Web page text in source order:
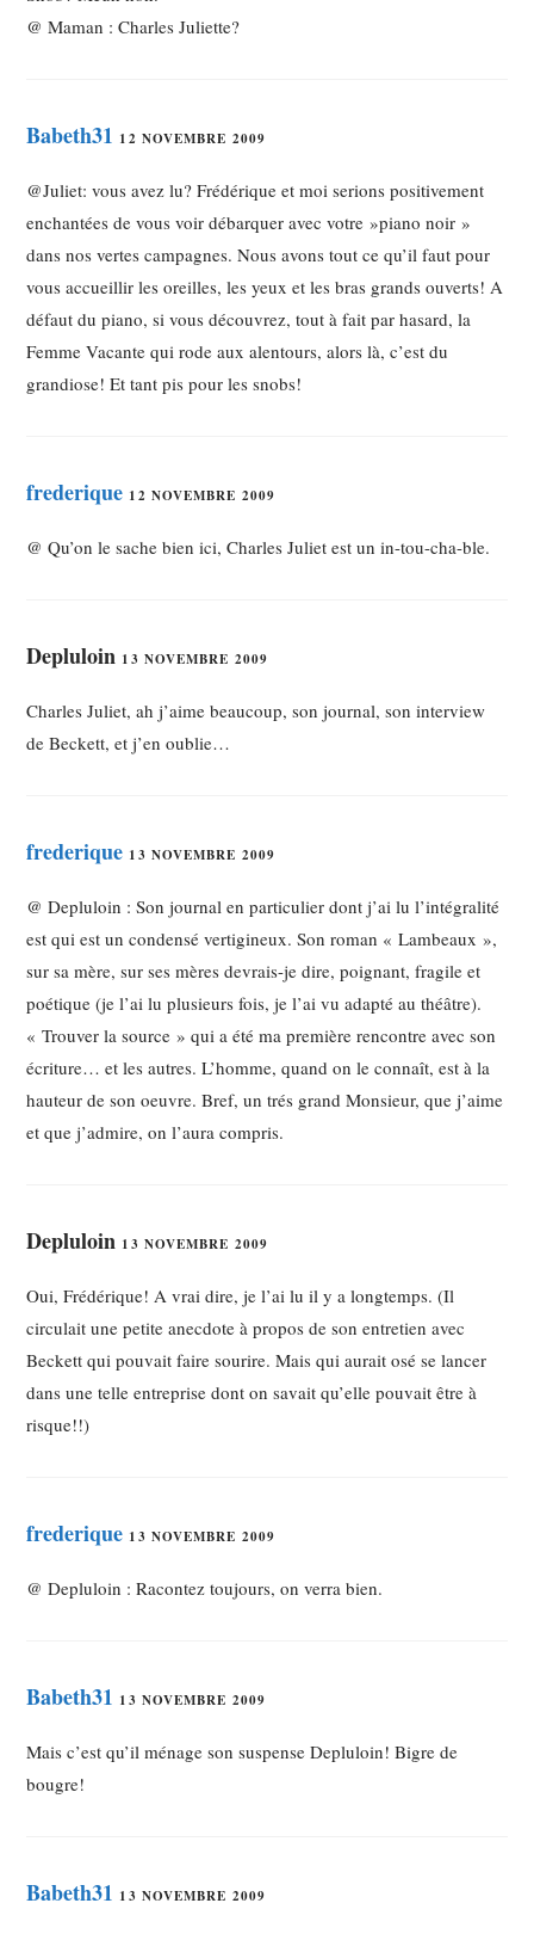
@ Maman : Charles Juliette?
Babeth31 12 NOVEMBRE 2009
@Juliet: vous avez lu? Frédérique et moi serions positivement
enchantées de vous voir débarquer avec votre »piano noir »
dans nos vertes campagnes. Nous avons tout ce qu’il faut pour
vous accueillir les oreilles, les yeux et les bras grands ouverts! A
défaut du piano, si vous découvrez, tout à fait par hasard, la
Femme Vacante qui rode aux alentours, alors là, c’est du
grandiose! Et tant pis pour les snobs!
frederique 12 NOVEMBRE 2009
@ Qu’on le sache bien ici, Charles Juliet est un in-tou-cha-ble.
Depluloin 13 NOVEMBRE 2009
Charles Juliet, ah j’aime beaucoup, son journal, son interview
de Beckett, et j’en oublie…
frederique 13 NOVEMBRE 2009
@ Depluloin : Son journal en particulier dont j’ai lu l’intégralité
est qui est un condensé vertigineux. Son roman « Lambeaux »,
sur sa mère, sur ses mères devrais-je dire, poignant, fragile et
poétique (je l’ai lu plusieurs fois, je l’ai vu adapté au théâtre).
« Trouver la source » qui a été ma première rencontre avec son
écriture… et les autres. L’homme, quand on le connaît, est à la
hauteur de son oeuvre. Bref, un trés grand Monsieur, que j’aime
et que j’admire, on l’aura compris.
Depluloin 13 NOVEMBRE 2009
Oui, Frédérique! A vrai dire, je l’ai lu il y a longtemps. (Il
circulait une petite anecdote à propos de son entretien avec
Beckett qui pouvait faire sourire. Mais qui aurait osé se lancer
dans une telle entreprise dont on savait qu’elle pouvait être à
risque!!)
frederique 13 NOVEMBRE 2009
@ Depluloin : Racontez toujours, on verra bien.
Babeth31 13 NOVEMBRE 2009
Mais c’est qu’il ménage son suspense Depluloin! Bigre de
bougre!
Babeth31 13 NOVEMBRE 2009